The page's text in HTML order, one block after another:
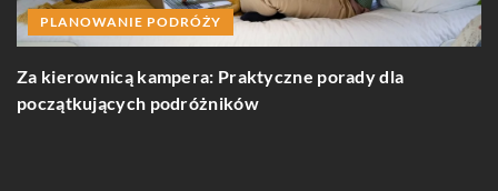
PLANOWANIE PODRÓŻY
Za kierownicą kampera: Praktyczne porady dla
początkujących podróżników